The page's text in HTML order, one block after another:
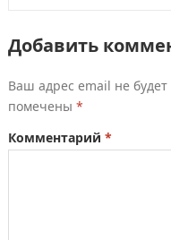
Добавить
Ваш адрес email не будет
помечены *
Комментарий *